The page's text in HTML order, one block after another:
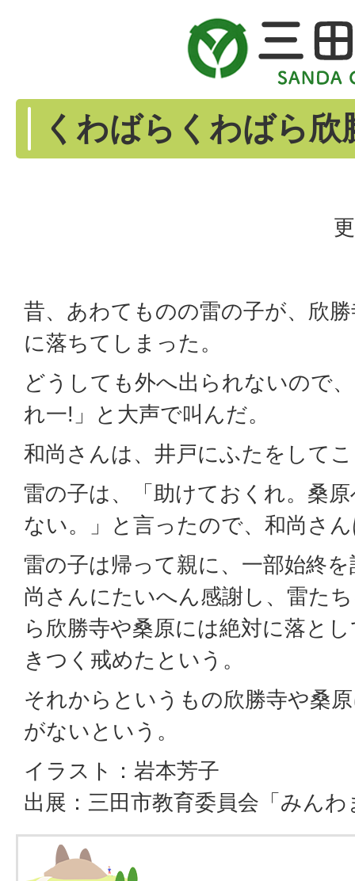
くわばらくわばら欣
昔、あわてものの雷の子が、欣
に落ちてしまった。
どうしても外へ出られないので
れ一!」と大声で叫んだ。
和尚さんは、井戸にふたをして
雷の子は、「助けておくれ。桑
ない。」と言ったので、和尚さ
雷の子は帰って親に、一部始終
尚さんにたいへん感謝し、雷た
ら欣勝寺や桑原には絶対に落と
きつく戒めたという。
それからというもの欣勝寺や桑
がないという。
イラスト：岩本芳子
出展：三田市教育委員会「みん